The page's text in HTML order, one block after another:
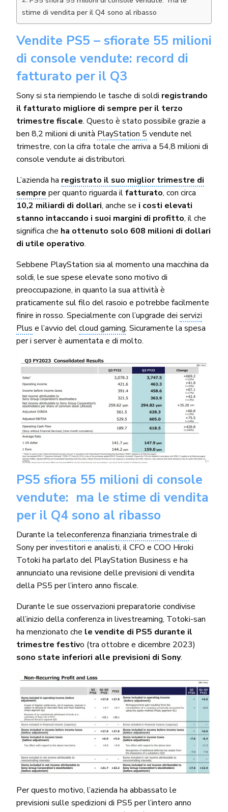
stime di vendita per il Q4 sono al ribasso
Vendite PS5 – sfiorate 55 milioni
di console vendute: record di
fatturato per il Q3
Sony si sta riempiendo le tasche di soldi registrando
il fatturato migliore di sempre per il terzo
trimestre fiscale. Questo è stato possibile grazie a
ben 8,2 milioni di unità PlayStation 5 vendute nel
trimestre, con la cifra totale che arriva a 54,8 milioni di
console vendute ai distributori.
L’azienda ha registrato il suo miglior trimestre di
sempre per quanto riguarda ilfatturato, con circa
10,2 miliardi di dollari, anche se i costi elevati
stanno intaccando i suoi margini di profitto, il che
significa che ha ottenuto solo 608 milioni di dollari
di utile operativo.
Sebbene PlayStation sia al momento una macchina da
soldi, le sue spese elevate sono motivo di
preoccupazione, in quanto la sua attività è
praticamente sul filo del rasoio e potrebbe facilmente
finire in rosso. Specialmente con l’upgrade deiservizi
Plus e l’avvio delcloud gaming. Sicuramente la spesa
per i server è aumentata e di molto.
PS5 sfiora 55 milioni di console
vendute: ma le stime di vendita
per il Q4 sono al ribasso
Durante la teleconferenza finanziaria trimestrale di
Sony per investitori e analisti, il CFO e COO Hiroki
Totoki ha parlato del PlayStation Business e ha
annunciato una revisione delle previsioni di vendita
della PS5 per l’intero anno fiscale.
Durante le sue osservazioni preparatorie condivise
all’inizio della conferenza in livestreaming, Totoki-san
ha menzionato che le vendite di PS5 durante il
trimestre festivo (tra ottobre e dicembre 2023)
sono state inferiori alle previsioni di Sony.
Per questo motivo, l’azienda ha abbassato le
previsioni sulle spedizioni di PS5 per l’intero anno